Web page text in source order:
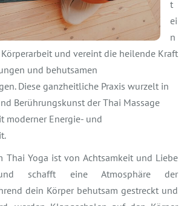
t
ei
n
und vereint die heilende Kraft
und behutsamen
Diese ganzheitliche Praxis wurzelt in
Berührungskunst der Thai Massage
moderner Energie- und
Thai Yoga ist von Achtsamkeit und Liebe
schafft eine Atmosphäre der
dein Körper behutsam gestreckt und